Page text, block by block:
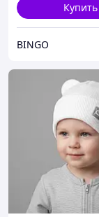
Купить
BINGO